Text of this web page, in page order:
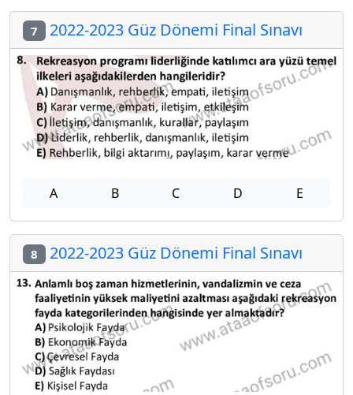
7 2022-2023 Güz Dönemi Final Sınavı
A B C D E
8 2022-2023 Güz Dönemi Final Sınavı